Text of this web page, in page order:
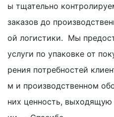
ы тщательно
заказов до
ой логистики. Мы
услуги по упаковке от
рения потребностей
м и производственном
них ценность,